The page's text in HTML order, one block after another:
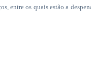
entre os quais estão a